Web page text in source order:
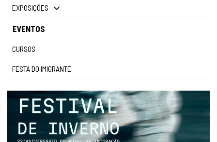
EXPOSIÇÕES
EVENTOS
CURSOS
FESTA DO IMIGRANTE